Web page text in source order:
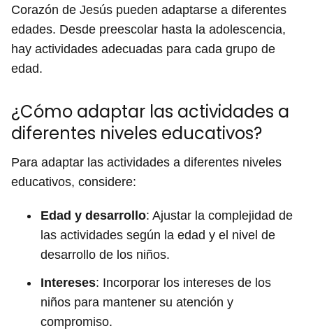
Corazón de Jesús pueden adaptarse a diferentes
edades. Desde preescolar hasta la adolescencia,
hay actividades adecuadas para cada grupo de
edad.
¿Cómo adaptar las actividades a
diferentes niveles educativos?
Para adaptar las actividades a diferentes niveles
educativos, considere:
Edad y desarrollo: Ajustar la complejidad de
las actividades según la edad y el nivel de
desarrollo de los niños.
Intereses: Incorporar los intereses de los
niños para mantener su atención y
compromiso.